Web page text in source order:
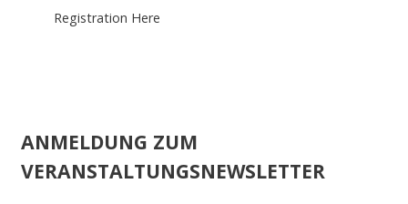
Registration Here
ANMELDUNG ZUM
VERANSTALTUNGSNEWSLETTER